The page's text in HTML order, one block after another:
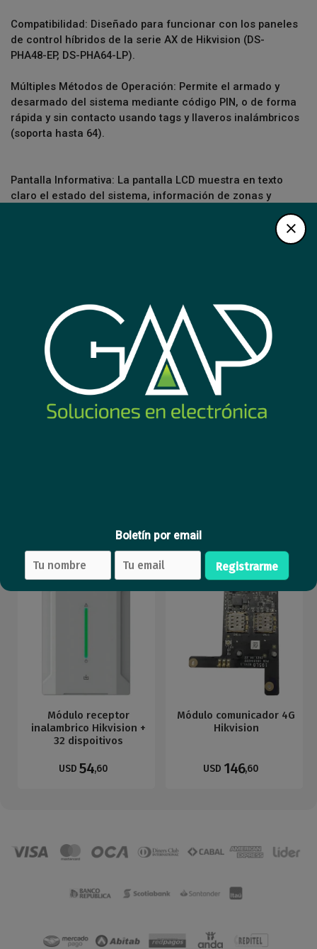
Compatibilidad: Diseñado para funcionar con los paneles
de control híbridos de la serie AX de Hikvision (DS-
PHA48-EP, DS-PHA64-LP).
Múltiples Métodos de Operación: Permite el armado y
desarmado del sistema mediante código PIN, o de forma
rápida y sin contacto usando tags y llaveros inalámbricos
(soporta hasta 64).
Pantalla Informativa: La pantalla LCD muestra en texto
claro el estado del sistema, información de zonas y
Entradas/Salidas Adicionales: Incorpora 2 zonas de
alarma cableadas y 1 salida de alarma directamente en
el teclado, permitiendo expandir el sistema desde el
mismo dispositivo.
Seguridad Adicional: Incluye protección anti-sabotaje
(tamper), buzzer integrado y teclas retroiluminadas.
Módulo receptor
inalambrico Hikvision +
32 dispoitivos
USD 54,60
Módulo comunicador 4G
Hikvision
USD 146,60
Boletín por email
Registrarme